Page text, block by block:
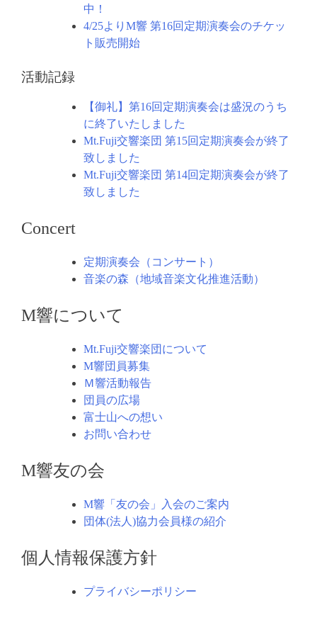
中！
4/25よりM響 第16回定期演奏会のチケッ
ト販売開始
活動記録
【御礼】第16回定期演奏会は盛況のうち
に終了いたしました
Mt.Fuji交響楽団 第15回定期演奏会が終了
致しました
Mt.Fuji交響楽団 第14回定期演奏会が終了
致しました
Concert
定期演奏会（コンサート）
音楽の森（地域音楽文化推進活動）
M響について
Mt.Fuji交響楽団について
M響団員募集
Ｍ響活動報告
団員の広場
富士山への想い
お問い合わせ
M響友の会
M響「友の会」入会のご案内
団体(法人)協力会員様の紹介
個人情報保護方針
プライバシーポリシー